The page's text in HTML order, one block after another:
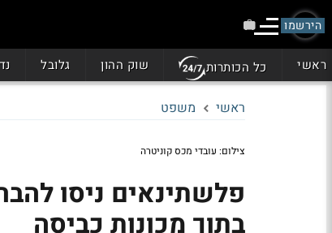
הירשמו
ראשי כל הכותרות שוק ההון גלובל
ראשי משפט
צילום: עובדי מכס קוניטרה
בתוך מכונות כביסה